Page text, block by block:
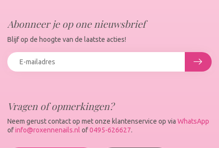
Vragen of opmerkingen?
Neem gerust contact op met onze klantenservice op via WhatsApp
ofinfo@roxennenails.nl of0495-626627.
Abonneer je op one nieuwsbrief
Blijf op de hoogte van de laatste acties!